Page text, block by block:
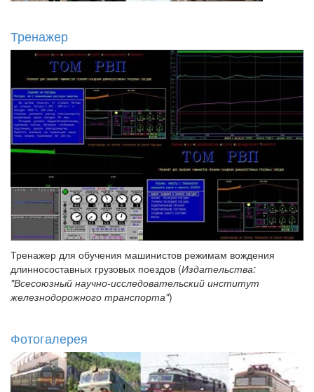
Тренажер
Тренажер для обучения машинистов режимам вождения
длинносоставных грузовых поездов (Издательства:
"Всесоюзный научно-исследовательский институт
железнодорожного транспорта")
Фотогалерея